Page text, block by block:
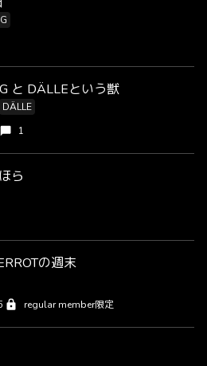
と DÄLLEという獣
DÄLLE
1
ら
の週末
regular member限定